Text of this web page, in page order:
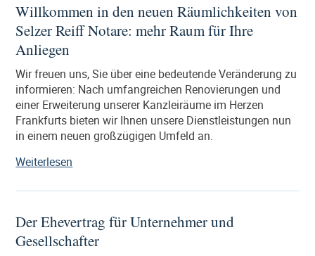
Die
Güterstandsschaukel“
Willkommen in den neuen Räumlichkeiten von
Selzer Reiff Notare: mehr Raum für Ihre
Anliegen
Wir freuen uns, Sie über eine bedeutende Veränderung zu
informieren: Nach umfangreichen Renovierungen und
einer Erweiterung unserer Kanzleiräume im Herzen
Frankfurts bieten wir Ihnen unsere Dienstleistungen nun
in einem neuen großzügigen Umfeld an.
Weiterlesen
den
Räumlichkeiten
von
Der Ehevertrag für Unternehmer und
Gesellschafter